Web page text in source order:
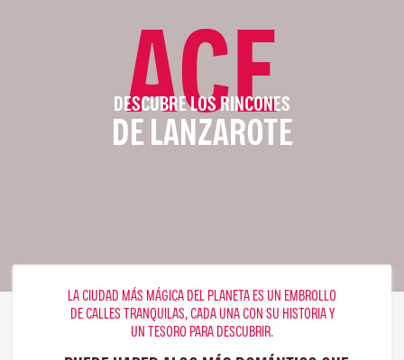
ACE
DESCUBRE LOS RINCONES
DE LANZAROTE
LA CIUDAD MÁS MÁGICA DEL PLANETA ES UN EMBROLLO
DE CALLES TRANQUILAS, CADA UNA CON SU HISTORIA Y
UN TESORO PARA DESCUBRIR.